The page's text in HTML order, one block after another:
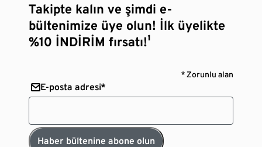
Takipte kalın ve şimdi e-
bültenimize üye olun! İlk üyelikte
%10 İNDİRİM fırsatı!¹
* Zorunlu alan
E-posta adresi*
Haber bültenine abone olun